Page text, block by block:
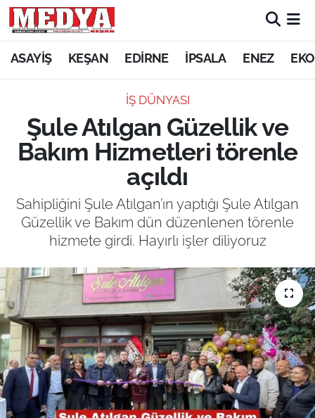
ASAYİŞ KEŞAN EDİRNE İPSALA ENEZ
İŞ DÜNYASI
Şule Atılgan Güzellik ve
Bakım Hizmetleri törenle
açıldı
Sahipliğini Şule Atılgan’ın yaptığı Şule Atılgan
Güzellik ve Bakım dün düzenlenen törenle
hizmete girdi. Hayırlı işler diliyoruz
KEŞAN
ASAYİŞ
SİYASET
GÜNDEM
EKONOMİ
SAĞLIK
TARIM VE HAYVANCILIK
KÜLTÜR SANAT
RESMİ İLAN